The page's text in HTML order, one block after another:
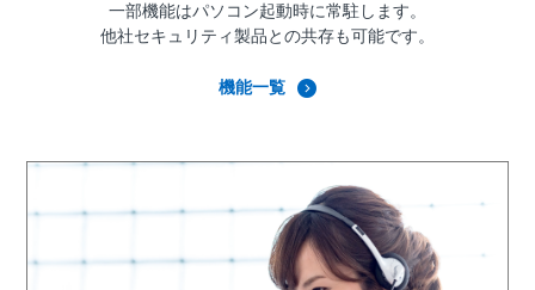
一部機能はパソコン起動時に常駐します。
他社セキュリティ製品との共存も可能です。
機能一覧